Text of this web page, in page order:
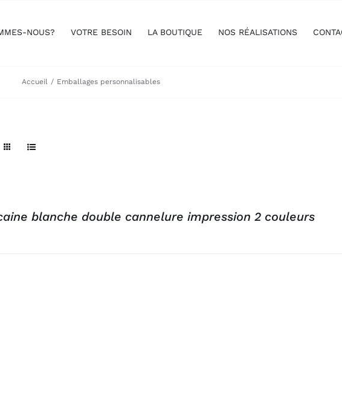
NOUS? VOTRE BESOIN LA BOUTIQUE NOS RÉALISATIONS
Accueil Emballages personnalisables
blanche double cannelure impression 2 couleurs